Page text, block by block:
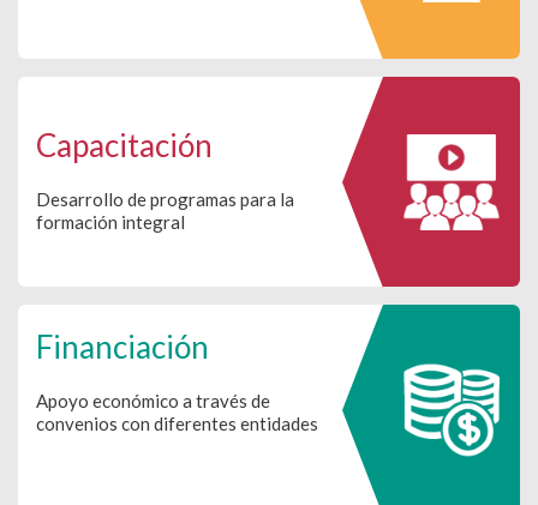
Capacitación
Desarrollo de programas para la
formación integral
Financiación
Apoyo económico a través de
convenios con diferentes entidades